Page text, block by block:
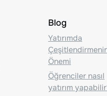
Blog
Yatırımda
Önemi
Öğrenciler nasıl
yatırım